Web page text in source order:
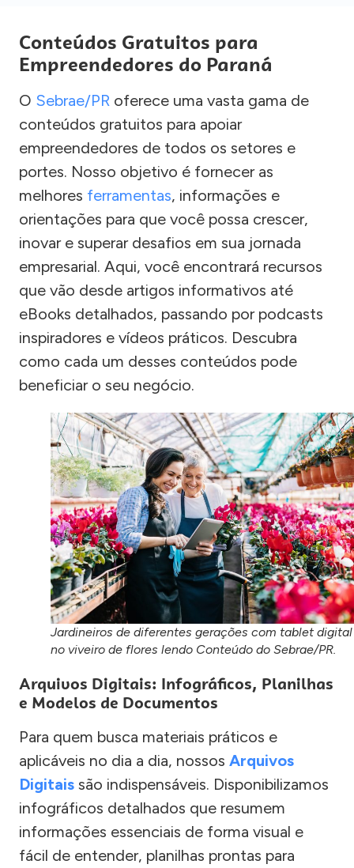
Conteúdos Gratuitos para
Empreendedores do Paraná
O Sebrae/PR oferece uma vasta gama de
conteúdos gratuitos para apoiar
empreendedores de todos os setores e
portes. Nosso objetivo é fornecer as
melhores ferramentas, informações e
orientações para que você possa crescer,
inovar e superar desafios em sua jornada
empresarial. Aqui, você encontrará recursos
que vão desde artigos informativos até
eBooks detalhados, passando por podcasts
inspiradores e vídeos práticos. Descubra
como cada um desses conteúdos pode
beneficiar o seu negócio.
Jardineiros de diferentes gerações com tablet digital
no viveiro de flores lendo Conteúdo do Sebrae/PR.
Arquivos Digitais: Infográficos, Planilhas
e Modelos de Documentos
Para quem busca materiais práticos e
aplicáveis no dia a dia, nossos Arquivos
Digitais são indispensáveis. Disponibilizamos
infográficos detalhados que resumem
informações essenciais de forma visual e
fácil de entender, planilhas prontas para